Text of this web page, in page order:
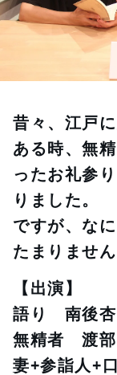
昔々、江戸
ある時、無
ったお礼参
りました。
ですが、な
たまりません
【出演】
語り　南後
無精者　渡
妻+参詣人+